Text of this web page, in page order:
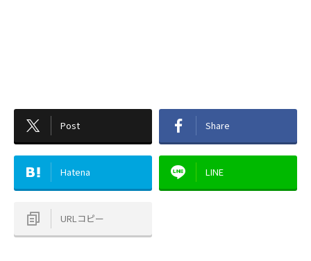
Post Share
Hatena LINE
URLコピー